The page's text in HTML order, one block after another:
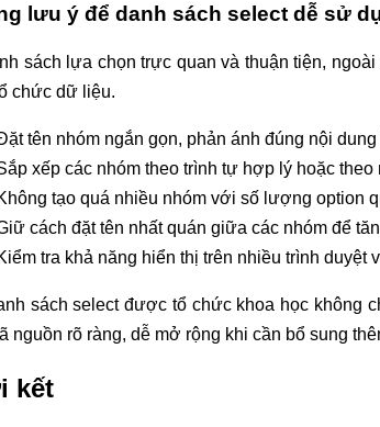
lưu ý để danh sách select dễ sử
sách lựa chọn trực quan và thuận tiện,
chức dữ liệu.
tên nhóm ngắn gọn, phản ánh đúng nội dung
xếp các nhóm theo trình tự hợp lý hoặc theo
tạo quá nhiều nhóm với số lượng option
cách đặt tên nhất quán giữa các nhóm để
tra khả năng hiển thị trên nhiều trình duyệt
sách select được tổ chức khoa học không
nguồn rõ ràng, dễ mở rộng khi cần bổ sung
kết